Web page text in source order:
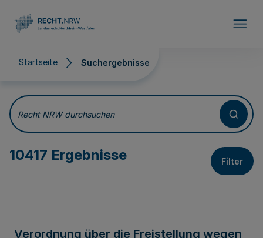
Startseite Suchergebnisse
Suchergebnisse
Recht NRW durchsuchen
10417 Ergebnisse Filter
Verordnung über die Freistellung wegen